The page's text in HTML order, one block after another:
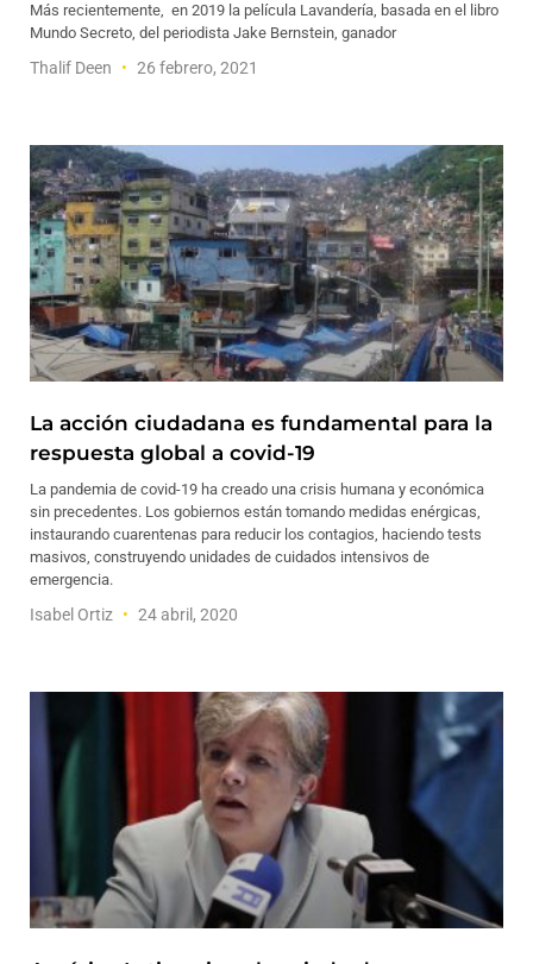
Más recientemente, en 2019 la película Lavandería, basada en el libro
Mundo Secreto, del periodista Jake Bernstein, ganador
Thalif Deen 26 febrero, 2021
La acción ciudadana es fundamental para la
respuesta global a covid-19
La pandemia de covid-19 ha creado una crisis humana y económica
sin precedentes. Los gobiernos están tomando medidas enérgicas,
instaurando cuarentenas para reducir los contagios, haciendo tests
masivos, construyendo unidades de cuidados intensivos de
emergencia.
Isabel Ortiz 24 abril, 2020